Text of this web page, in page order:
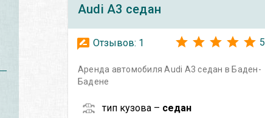
Audi A3 седан
Отзывов: 1 5
Аренда автомобиля Audi A3 седан в Баден-
Бадене
тип кузова – седан